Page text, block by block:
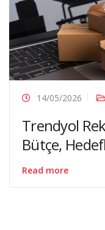
14/05/2026
Trendyol
Bütçe,
Read more